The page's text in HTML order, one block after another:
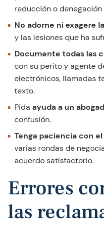
reducción o denegación
No adorne ni exagere
y las lesiones que ha
Documente todas las
con su perito y agente
electrónicos, llamadas
texto.
Pida ayuda a un
confusión.
Tenga paciencia con
varias rondas de
acuerdo satisfactorio.
Errores
las